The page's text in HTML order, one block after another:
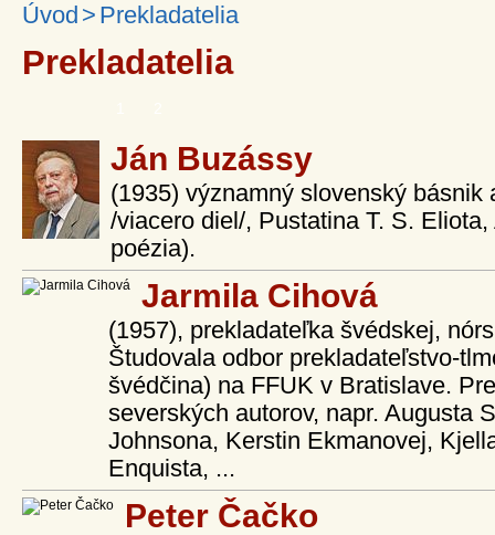
Úvod > Prekladatelia
Prekladatelia
Ján Buzássy
(1935) významný slovenský básnik
/viacero diel/, Pustatina T. S.
poézia).
Jarmila Cihová
(1957), prekladateľka švédskej,
Študovala odbor prekladateľstvo-
švédčina) na FFUK v Bratislave.
severských autorov, napr. Augusta
Johnsona, Kerstin Ekmanovej,
Enquista, ...
Peter Čačko